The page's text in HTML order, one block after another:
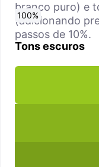
branco puro) e
(adicionando
passos de 10%.
Tons escuros
0%
10%
20%
30%
40%
50%
60%
70%
80%
90%
100%